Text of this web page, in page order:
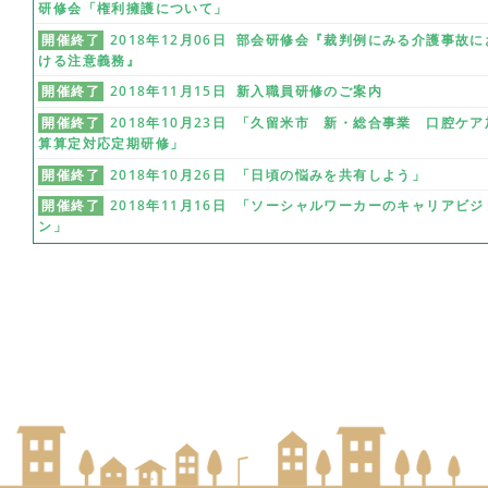
研修会「権利擁護について」
開催終了
2018年12月06日 部会研修会『裁判例にみる介護事故に
ける注意義務』
開催終了
2018年11月15日 新入職員研修のご案内
開催終了
2018年10月23日 「久留米市 新・総合事業 口腔ケア
算算定対応定期研修」
開催終了
2018年10月26日 「日頃の悩みを共有しよう」
開催終了
2018年11月16日 「ソーシャルワーカーのキャリアビジ
ン」